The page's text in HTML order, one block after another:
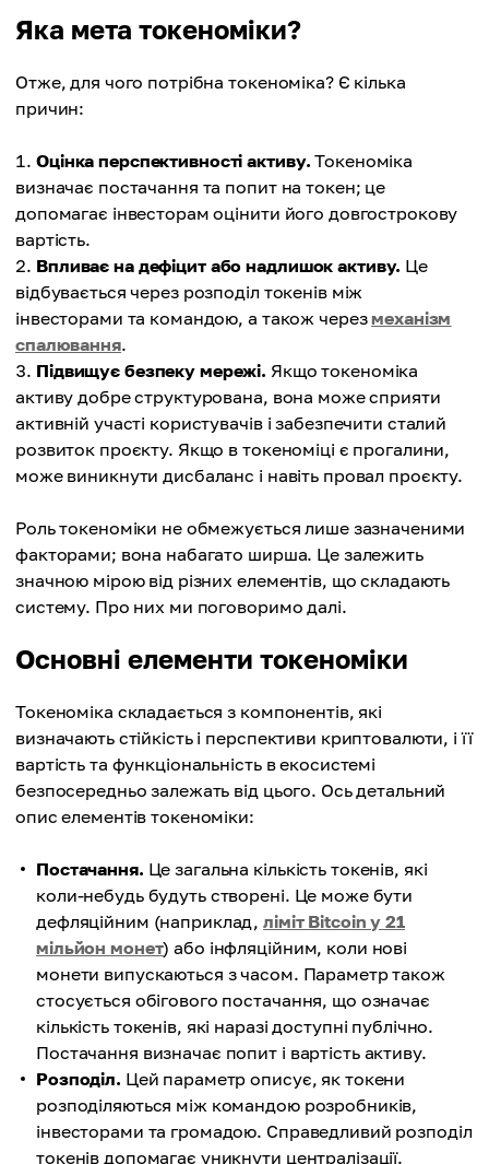
Яка мета токеноміки?
Отже, для чого потрібна токеноміка? Є кілька
причин:
Оцінка перспективності активу. Токеноміка
визначає постачання та попит на токен; це
допомагає інвесторам оцінити його довгострокову
вартість.
Впливає на дефіцит або надлишок активу. Це
відбувається через розподіл токенів між
інвесторами та командою, а також черезмеханізм
спалювання.
Підвищує безпеку мережі. Якщо токеноміка
активу добре структурована, вона може сприяти
активній участі користувачів і забезпечити сталий
розвиток проєкту. Якщо в токеноміці є прогалини,
може виникнути дисбаланс і навіть провал проєкту.
Роль токеноміки не обмежується лише зазначеними
факторами; вона набагато ширша. Це залежить
значною мірою від різних елементів, що складають
систему. Про них ми поговоримо далі.
Основні елементи токеноміки
Токеноміка складається з компонентів, які
визначають стійкість і перспективи криптовалюти, і її
вартість та функціональність в екосистемі
безпосередньо залежать від цього. Ось детальний
опис елементів токеноміки:
Постачання. Це загальна кількість токенів, які
коли-небудь будуть створені. Це може бути
дефляційним (наприклад,ліміт Bitcoin у 21
мільйон монет) або інфляційним, коли нові
монети випускаються з часом. Параметр також
стосується обігового постачання, що означає
кількість токенів, які наразі доступні публічно.
Постачання визначає попит і вартість активу.
Розподіл. Цей параметр описує, як токени
розподіляються між командою розробників,
інвесторами та громадою. Справедливий розподіл
токенів допомагає уникнути централізації.